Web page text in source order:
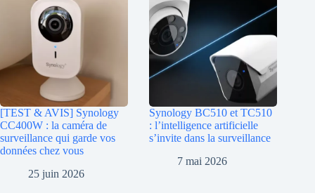
[TEST & AVIS] Synology
CC400W : la caméra de
surveillance qui garde vos
données chez vous
25 juin 2026
Synology BC510 et TC510
: l’intelligence artificielle
s’invite dans la surveillance
7 mai 2026